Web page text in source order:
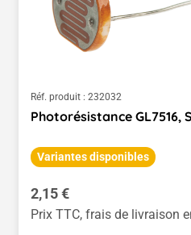
Réf. produit : 232032
Photorésistance GL7516,
Variantes disponibles
Prix régulier :
2,15 €
Prix TTC, frais de livraison